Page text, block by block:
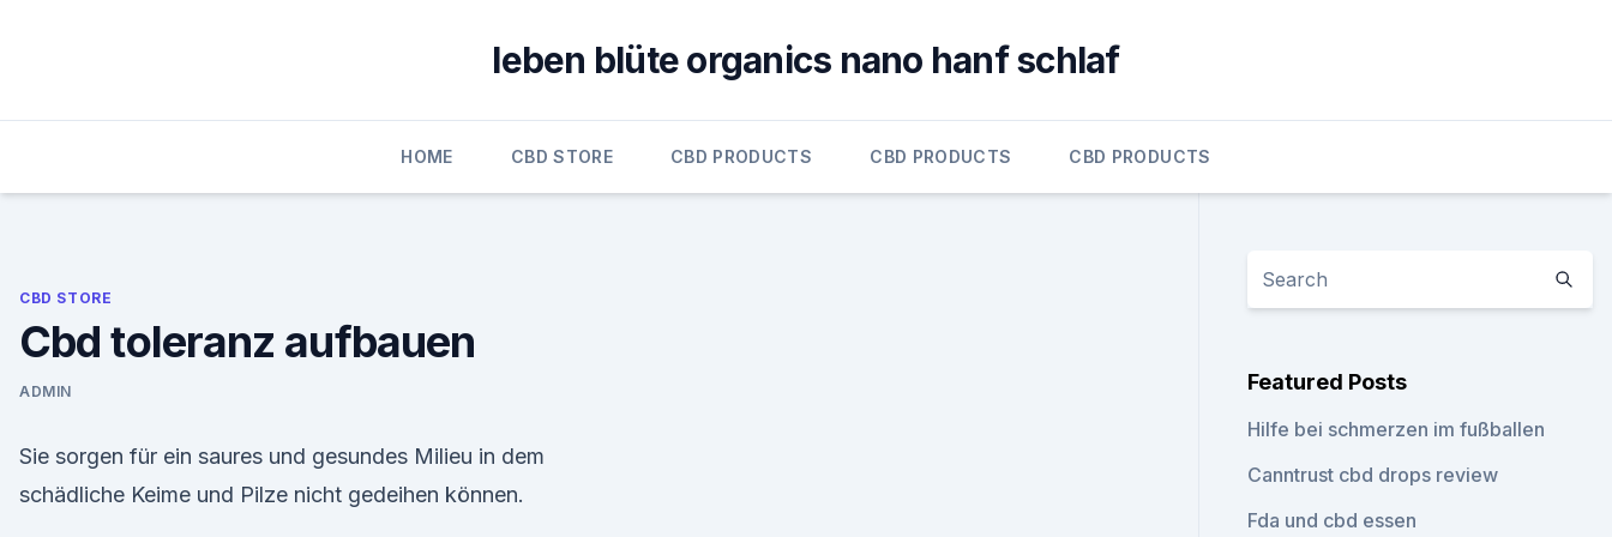
leben blüte organics nano hanf schlaf
HOME CBD STORE CBD PRODUCTS CBD PRODUCTS CBD PRODUCTS
CBD STORE
Cbd toleranz aufbauen
ADMIN
Sie sorgen für ein saures und gesundes Milieu in dem
schädliche Keime und Pilze nicht gedeihen können.
Featured Posts
Hilfe bei schmerzen im fußballen
Canntrust cbd drops review
Fda und cbd essen